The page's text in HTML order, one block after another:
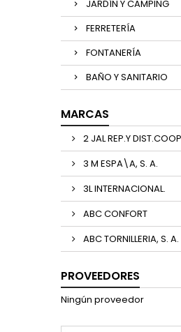
JARDÍN Y CAMPING
FERRETERÍA
FONTANERÍA
BAÑO Y SANITARIO
MARCAS
2 JAL REP.Y
3 M ESPA\A, S. A.
3L INTERNACIONAL.
ABC CONFORT
ABC TORNILLERIA, S. A.
PROVEEDORES
Ningún proveedor